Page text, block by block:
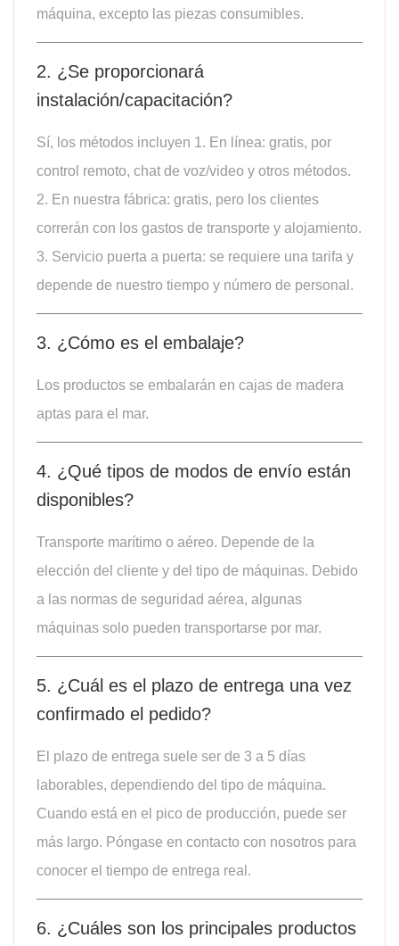
máquina, excepto las piezas consumibles.
2. ¿Se proporcionará
instalación/capacitación?
Sí, los métodos incluyen 1. En línea: gratis, por
control remoto, chat de voz/video y otros métodos.
2. En nuestra fábrica: gratis, pero los clientes
correrán con los gastos de transporte y alojamiento.
3. Servicio puerta a puerta: se requiere una tarifa y
depende de nuestro tiempo y número de personal.
3. ¿Cómo es el embalaje?
Los productos se embalarán en cajas de madera
aptas para el mar.
4. ¿Qué tipos de modos de envío están
disponibles?
Transporte marítimo o aéreo. Depende de la
elección del cliente y del tipo de máquinas. Debido
a las normas de seguridad aérea, algunas
máquinas solo pueden transportarse por mar.
5. ¿Cuál es el plazo de entrega una vez
confirmado el pedido?
El plazo de entrega suele ser de 3 a 5 días
laborables, dependiendo del tipo de máquina.
Cuando está en el pico de producción, puede ser
más largo. Póngase en contacto con nosotros para
conocer el tiempo de entrega real.
6. ¿Cuáles son los principales productos